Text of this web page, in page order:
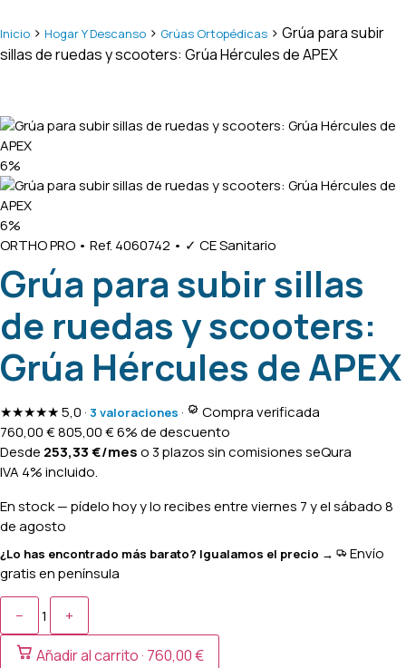
Inicio > Hogar Y Descanso > Grúas Ortopédicas > Grúa para subir
sillas de ruedas y scooters: Grúa Hércules de APEX
6%
6%
ORTHO PRO • Ref. 4060742 • ✓ CE Sanitario
Grúa para subir sillas
de ruedas y scooters:
Grúa Hércules de APEX
★★★★★5,0 · 3 valoraciones ·
Compra verificada
760,00€805,00€6% de descuento
Desde 253,33€/meso 3 plazos sin comisionesseQura
IVA 4% incluido.
En stock— pídelo hoy y lo recibes entreviernes 7 y el sábado 8
de agosto
¿Lo has encontrado más barato? Igualamos el precio →
Envío
gratis en península
− 1
+
Añadir al carrito · 760,00 €